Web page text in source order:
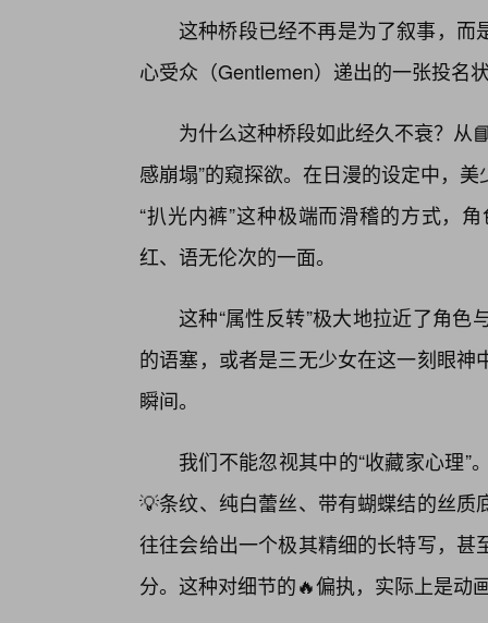
这种桥段已经不再是为了叙事，
心受众（Gentlemen）递出的一张投名
为什么这种桥段如此经久不衰？从
感崩塌”的窥探欲。在日漫的设定中，
“扒光内裤”这种极端而滑稽的方式，
红、语无伦次的一面。
这种“属性反转”极大地拉近了角
的语塞，或者是三无少女在这一刻眼
瞬间。
我们不能忽视其中的“收藏家心理
💡条纹、纯白蕾丝、带有蝴蝶结的丝
往往会给出一个极其精细的长特写，
分。这种对细节的🔥偏执，实际上是动